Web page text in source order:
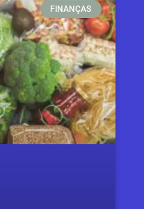
FINANÇAS​